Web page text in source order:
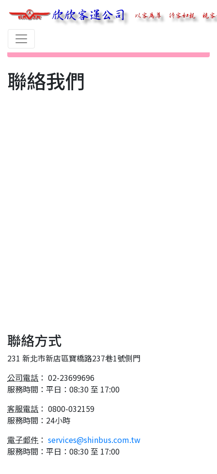
首頁
聯絡我們
聯絡方式
231 新北市新店區寶橋路237巷1號側門
公司電話 ： 02-23699696
服務時間：平日：08:30 至 17:00
客服電話 ： 0800-032159
服務時間：24小時
電子郵件 ： services@shinbus.com.tw
服務時間：平日：08:30 至 17:00